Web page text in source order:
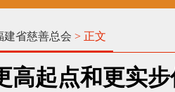
建省慈善总会 > 正文
高起点和更实